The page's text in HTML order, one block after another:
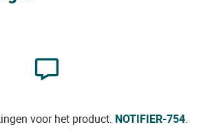
voor het product. NOTIFIER-754.